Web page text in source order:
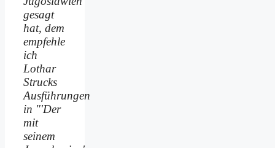
gesagt
hat, dem
empfehle
ich
Lothar
Strucks
Ausführungen
in "'Der
mit
seinem